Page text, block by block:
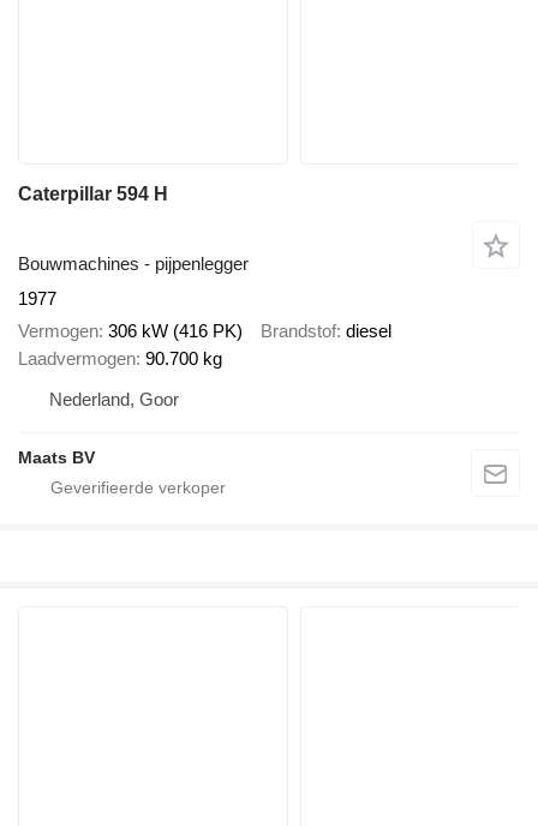
Caterpillar 594 H
Bouwmachines - pijpenlegger
1977
Vermogen 306 kW (416 PK) Brandstof diesel
Laadvermogen 90.700 kg
Nederland, Goor
Maats BV